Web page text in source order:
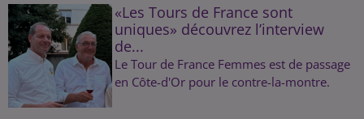
«Les Tours de France sont
uniques» découvrez l’interview
de...
Le Tour de France Femmes est de passage
en Côte-d'Or pour le contre-la-montre.